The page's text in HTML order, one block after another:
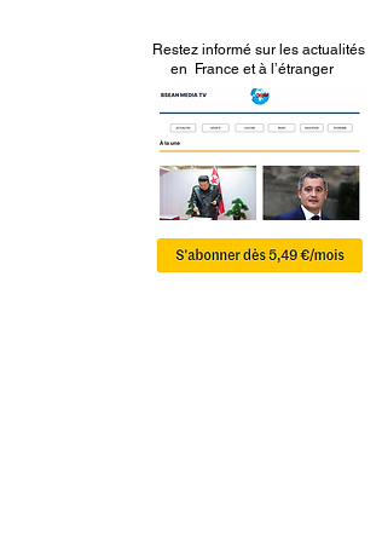
Restez informé sur les actualités
en France et à l’étranger